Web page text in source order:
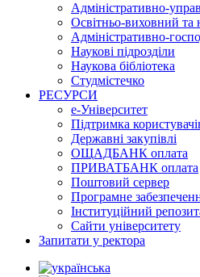
Адміністративно-
Освітньо-виховний та
Адміністративно-
Наукові підрозділи
Наукова бібліотека
Студмістечко
РЕСУРСИ
е-Університет
Підтримка
Державні закупівлі
ОЩАДБАНК оплата
ПРИВАТБАНК оплата
Поштовий сервер
Програмне
Інституційний
Сайти університету
Запитати у ректора